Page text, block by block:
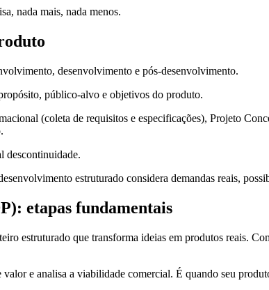
nada mais, nada menos.
desenvolvimento e pós-desenvolvimento.
público-alvo e objetivos do produto.
(coleta de requisitos e especificações), Projeto
descontinuidade.
estruturado considera demandas reais,
etapas fundamentais
estruturado que transforma ideias em produtos reais.
e analisa a viabilidade comercial. É quando seu